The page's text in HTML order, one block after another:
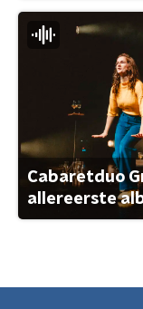
Cabaretduo
allereerste